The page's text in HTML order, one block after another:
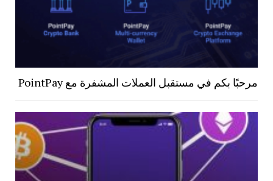
مرحبًا بكم في مستقبل العملات المشفرة مع PointPay